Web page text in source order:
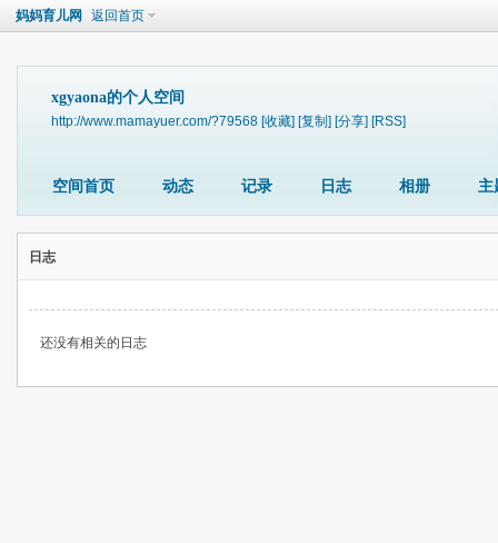
妈妈育儿网 返回首页
xgyaona的个人空间
http://www.mamayuer.com/?79568 [收藏] [复制] [分享] [RSS]
空间首页 动态 记录 日志 相册 主
日志
还没有相关的日志